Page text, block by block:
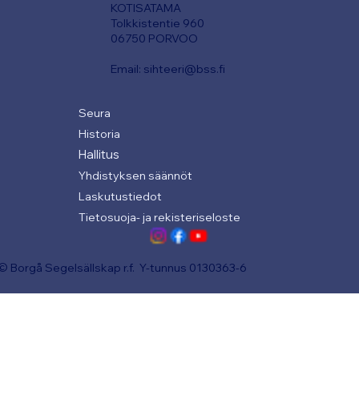
Seura
Historia
Hallitus
Yhdistyksen säännöt
Tietosuoja- ja rekisteriseloste
Laskutustiedot
KOTISATAMA
Tolkkistentie 960
06750 PORVOO
Email: sihteeri@bss.fi
Borgå Segelsällskap r.f. Y-tunnus 0130363-6